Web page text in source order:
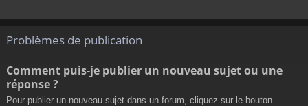
Problèmes de publication
Comment puis-je publier un nouveau sujet ou une
réponse ?
Pour publier un nouveau sujet dans un forum, cliquez sur le bouton